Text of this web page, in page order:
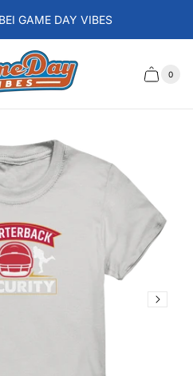
GAME DAY VIBES
Laden-
Logo
0